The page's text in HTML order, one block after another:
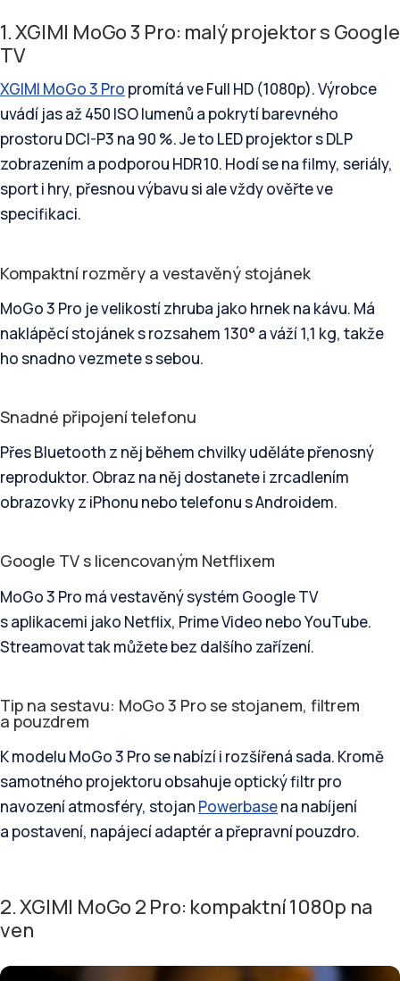
1. XGIMI MoGo 3 Pro: malý projektor s Google
TV
XGIMI MoGo 3 Pro promítá ve Full HD (1080p). Výrobce
uvádí jas až 450 ISO lumenů a pokrytí barevného
prostoru DCI-P3 na 90 %. Je to LED projektor s DLP
zobrazením a podporou HDR10. Hodí se na filmy, seriály,
sport i hry, přesnou výbavu si ale vždy ověřte ve
specifikaci.
Kompaktní rozměry a vestavěný stojánek
MoGo 3 Pro je velikostí zhruba jako hrnek na kávu. Má
naklápěcí stojánek s rozsahem 130° a váží 1,1 kg, takže
ho snadno vezmete s sebou.
Snadné připojení telefonu
Přes Bluetooth z něj během chvilky uděláte přenosný
reproduktor. Obraz na něj dostanete i zrcadlením
obrazovky z iPhonu nebo telefonu s Androidem.
Google TV s licencovaným Netflixem
MoGo 3 Pro má vestavěný systém Google TV
s aplikacemi jako Netflix, Prime Video nebo YouTube.
Streamovat tak můžete bez dalšího zařízení.
Tip na sestavu: MoGo 3 Pro se stojanem, filtrem
a pouzdrem
K modelu MoGo 3 Pro se nabízí i rozšířená sada. Kromě
samotného projektoru obsahuje optický filtr pro
navození atmosféry, stojan Powerbasena nabíjení
a postavení, napájecí adaptér a přepravní pouzdro.
2. XGIMI MoGo 2 Pro: kompaktní 1080p na
ven